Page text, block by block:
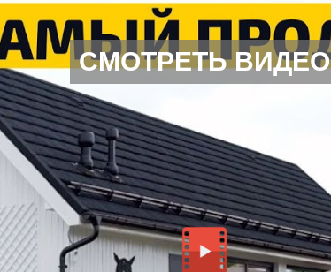
СМОТРЕТЬ ВИДЕО